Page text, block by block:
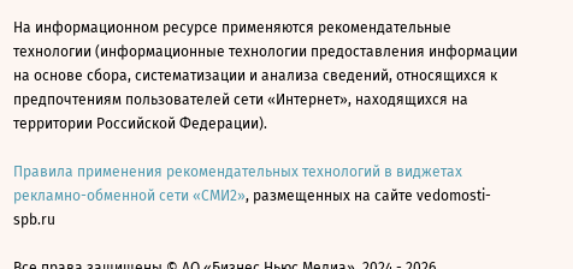
На информационном ресурсе применяются рекомендательные
технологии (информационные технологии предоставления информации
на основе сбора, систематизации и анализа сведений, относящихся к
предпочтениям пользователей сети «Интернет», находящихся на
территории Российской Федерации).
Правила применения рекомендательных технологий в виджетах
рекламно-обменной сети «СМИ2», размещенных на сайте vedomosti-
spb.ru